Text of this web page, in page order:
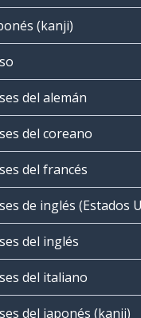
(kanji)
del alemán
del coreano
del francés
de inglés (Estados
del inglés
del italiano
del japonés (kanji)